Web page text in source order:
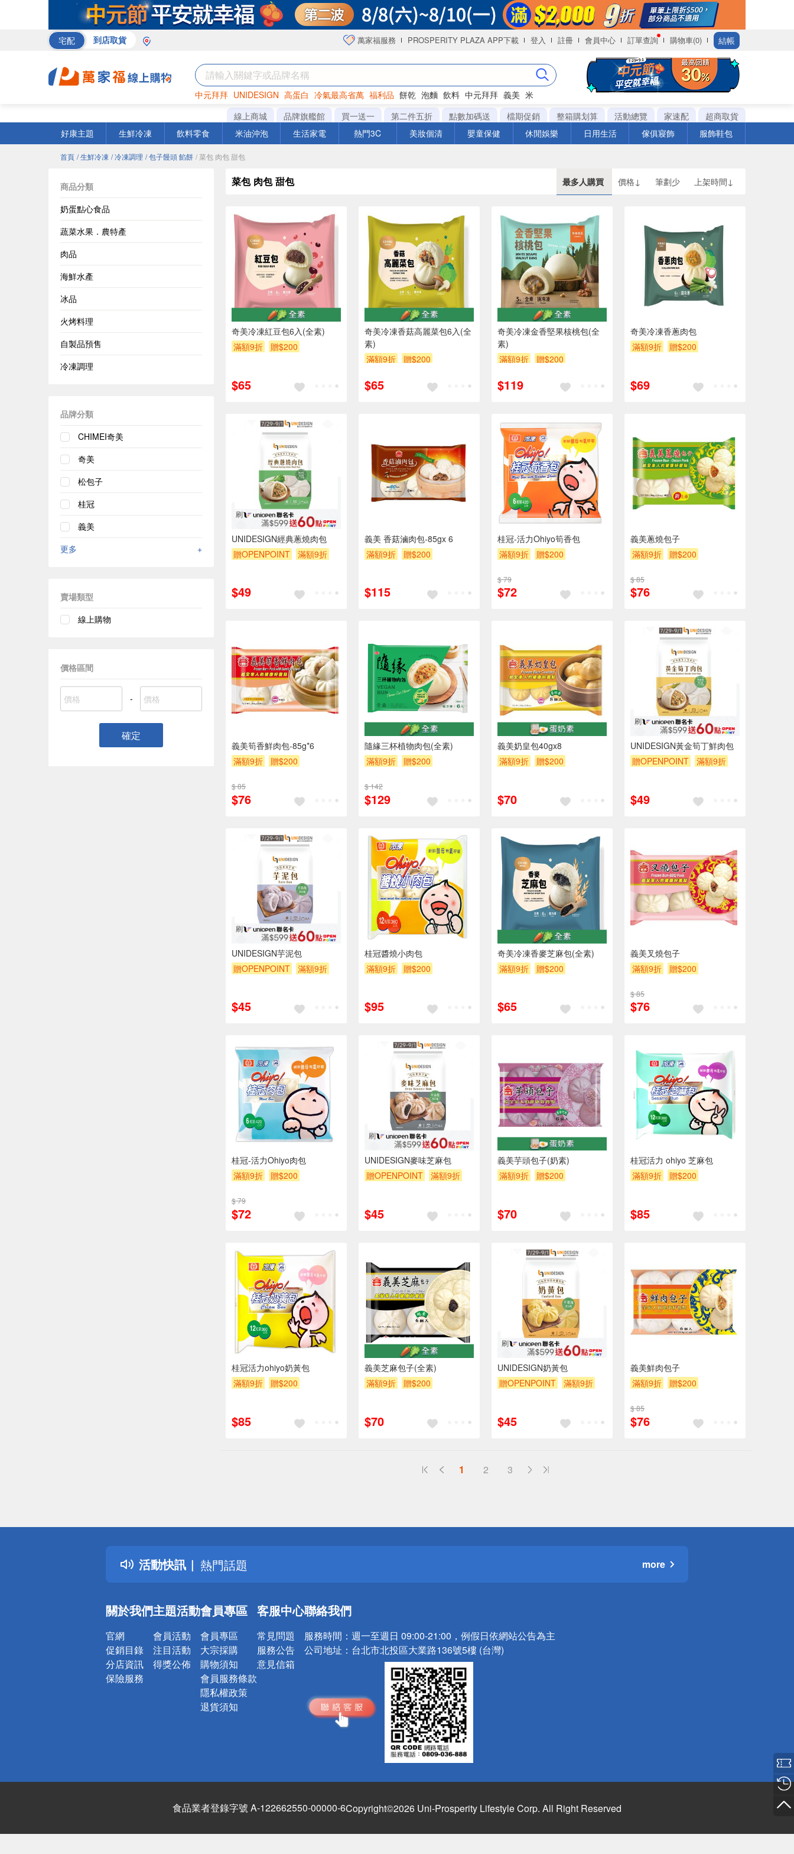
宅配 到店取貨 萬家福服務 PROSPERITY PLAZA APP下載 登入 註冊 會員中心 訂單查詢 購物車(0) 結帳
中元拜拜 UNIDESIGN 高蛋白 冷氣最高省萬 福利品 餅乾 泡麵 飲料 中元拜拜 義美 米
罐頭 海苔 洋芋片
線上商城 品牌旗艦館 買一送一 第二件五折 點數加碼送 檔期促銷 整箱購划算 活動總覽 家速配
超商取貨
好康主題
生鮮冷凍 飲料零食 米油沖泡 生活家電 熱門3C 美妝個清 嬰童保健 休閒娛樂 日用生活 傢俱寢飾 服飾鞋包
首頁 / 生鮮冷凍 / 冷凍調理 / 包子饅頭 餡餅 / 菜包 肉包 甜包
商品分類
奶蛋點心食品
蔬菜水果．農特產
肉品
海鮮水產
冰品
火烤料理
自製品預售
冷凍調理
品牌分類
CHIMEI奇美
奇美
松包子
桂冠
義美
更多
+
賣場類型
線上購物
價格區間
-
確定
菜包 肉包 甜包 最多人購買 價格↓ 筆劃少 上架時間↓
奇美冷凍紅豆包6入(全素)
滿額9折
贈$200
$65
奇美冷凍香菇高麗菜包6入(全
素)
滿額9折
贈$200
$65
奇美冷凍金香堅果核桃包(全
素)
滿額9折
贈$200
$119
奇美冷凍香蔥肉包
滿額9折
贈$200
$69
UNIDESIGN經典蔥燒肉包
贈OPENPOINT
滿額9折
$49
義美 香菇滷肉包-85gx 6
滿額9折
贈$200
$115
桂冠-活力Ohiyo筍香包
滿額9折
贈$200
$ 79
$72
義美蔥燒包子
滿額9折
贈$200
$ 85
$76
義美筍香鮮肉包-85g*6
滿額9折
贈$200
$ 85
$76
隨緣三杯植物肉包(全素)
滿額9折
贈$200
$ 142
$129
義美奶皇包40gx8
滿額9折
贈$200
$70
UNIDESIGN黃金筍丁鮮肉包
贈OPENPOINT
滿額9折
$49
UNIDESIGN芋泥包
贈OPENPOINT
滿額9折
$45
桂冠醬燒小肉包
滿額9折
贈$200
$95
奇美冷凍香麥芝麻包(全素)
滿額9折
贈$200
$65
義美叉燒包子
滿額9折
贈$200
$ 85
$76
桂冠-活力Ohiyo肉包
滿額9折
贈$200
$ 79
$72
UNIDESIGN麥味芝麻包
贈OPENPOINT
滿額9折
$45
義美芋頭包子(奶素)
滿額9折
贈$200
$70
桂冠活力 ohiyo 芝麻包
滿額9折
贈$200
$85
桂冠活力ohiyo奶黃包
滿額9折
贈$200
$85
義美芝麻包子(全素)
滿額9折
贈$200
$70
UNIDESIGN奶黃包
贈OPENPOINT
滿額9折
$45
義美鮮肉包子
滿額9折
贈$200
$ 85
$76
1 2 3
活動快訊
詐騙網頁！請小心！
得獎公告
熱門話題
銀行優惠
詐騙網頁！請小心！
more
關於我們
官網
促銷目錄
分店資訊
保險服務
主題活動
會員活動
注目活動
得獎公佈
會員專區
會員專區
大宗採購
購物須知
會員服務條款
隱私權政策
退貨須知
客服中心
常見問題
服務公告
意見信箱
聯絡我們
服務時間： 週一至週日 09:00-21:00，例假日依網站公告為主
公司地址： 台北市北投區大業路136號5樓 (台灣)
食品業者登錄字號 A-122662550-00000-6Copyright©2026 Uni-Prosperity Lifestyle Corp. All Right Reserved